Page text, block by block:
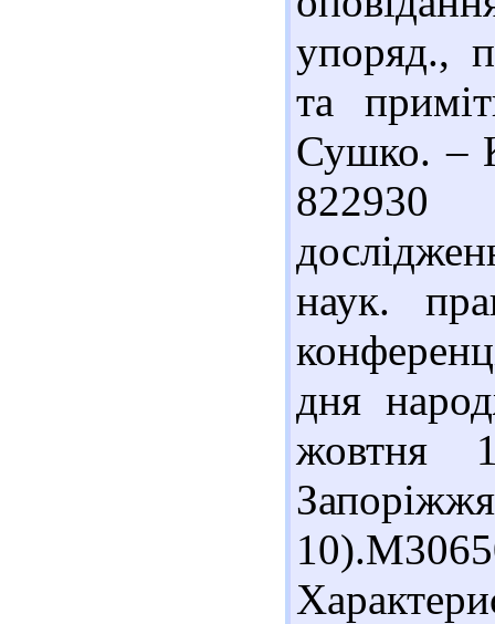
упоряд.,
та
Сушко. –
822930
наук.
дня
жовтня